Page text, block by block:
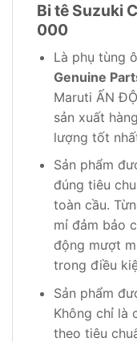
Bi tê Suzuki
000
Là phụ tùng
Genuine
Maruti ẤN
sản xuất
lượng tốt
Sản phẩm
đúng tiêu
toàn cầu.
mỉ đảm bảo
động mượt
trong điều
Sản phẩm
Không chỉ là
theo tiêu